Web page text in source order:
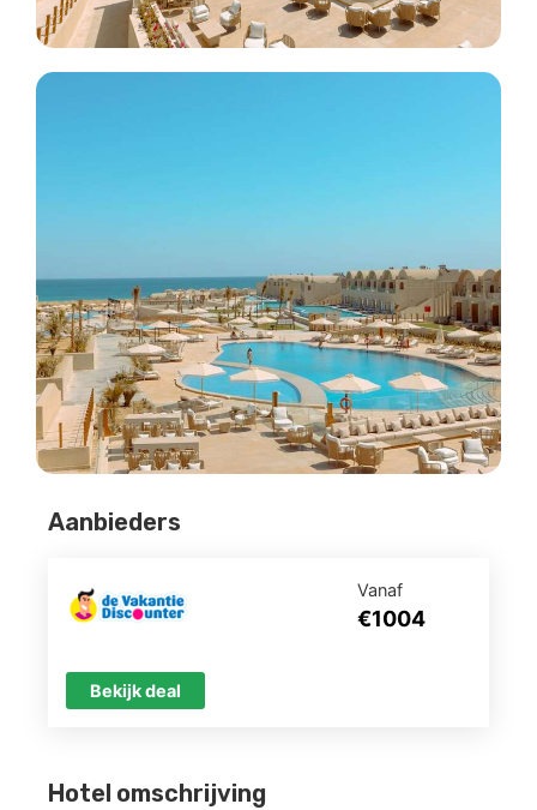
Hotel omschrijving
Aanbieders
Vanaf
€1004
Bekijk deal